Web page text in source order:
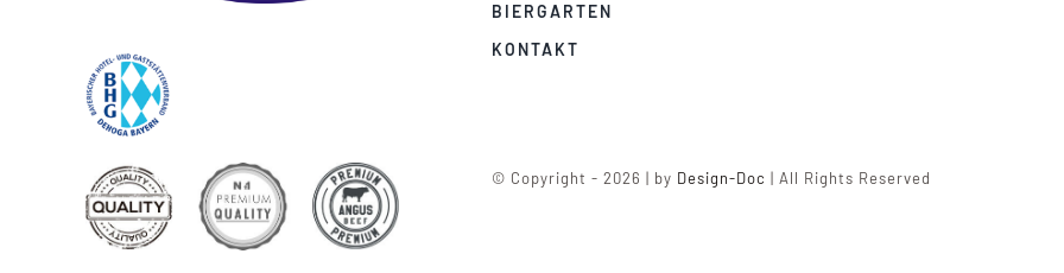
BIERGARTEN
KONTAKT
© Copyright - 2026 | by Design-Doc | All Rights Reserved